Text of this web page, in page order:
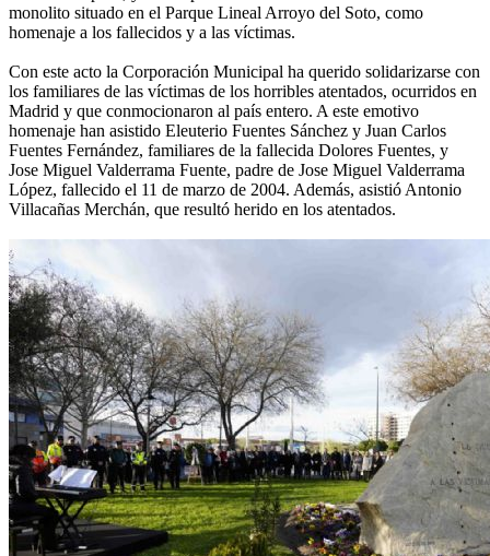
monolito situado en el Parque Lineal Arroyo del Soto, como
homenaje a los fallecidos y a las víctimas.
Con este acto la Corporación Municipal ha querido solidarizarse con
los familiares de las víctimas de los horribles atentados, ocurridos en
Madrid y que conmocionaron al país entero. A este emotivo
homenaje han asistido Eleuterio Fuentes Sánchez y Juan Carlos
Fuentes Fernández, familiares de la fallecida Dolores Fuentes, y
Jose Miguel Valderrama Fuente, padre de Jose Miguel Valderrama
López, fallecido el 11 de marzo de 2004. Además, asistió Antonio
Villacañas Merchán, que resultó herido en los atentados.